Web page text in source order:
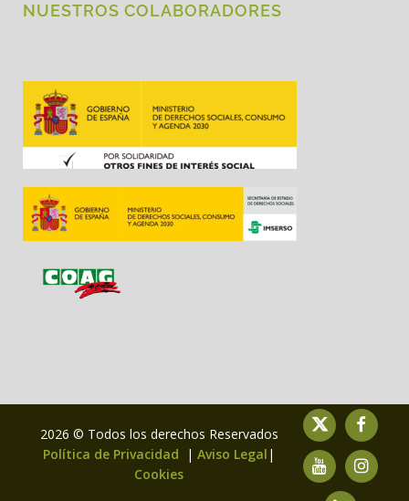
NUESTROS COLABORADORES
2026 © Todos los derechos Reservados
Política de Privacidad
| Aviso Legal |
Cookies